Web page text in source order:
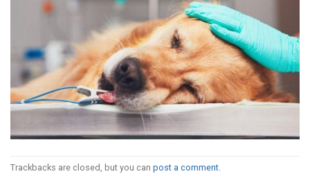
Trackbacks are closed, but you can post a comment.